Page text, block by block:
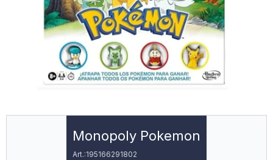
Monopoly Pokemon
195166291802